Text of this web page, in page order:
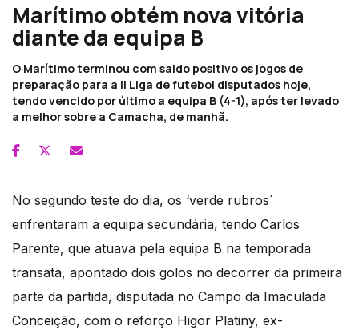
Marítimo obtém nova vitória
diante da equipa B
O Marítimo terminou com saldo positivo os jogos de
preparação para a II Liga de futebol disputados hoje,
tendo vencido por último a equipa B (4-1), após ter levado
a melhor sobre a Camacha, de manhã.
No segundo teste do dia, os ‘verde rubros´
enfrentaram a equipa secundária, tendo Carlos
Parente, que atuava pela equipa B na temporada
transata, apontado dois golos no decorrer da primeira
parte da partida, disputada no Campo da Imaculada
Conceição, com o reforço Higor Platiny, ex-